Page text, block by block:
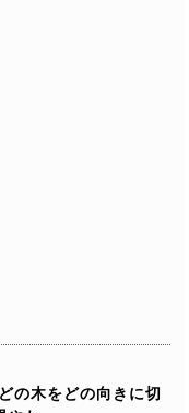
の木をどの向きに切